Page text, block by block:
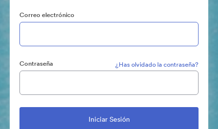
Correo electrónico
Contraseña ¿Has olvidado la contraseña?